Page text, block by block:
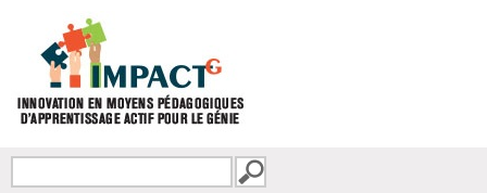
FORMULAIRE DE